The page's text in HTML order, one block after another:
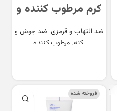
کرم مرطوب کننده و
ضد جوش تی تریکا
سنتلا Skin 1004ضد التهاب و قرمزی, ضد جوش و
اکنه, مرطوب کننده
هر قسط ۸۷۵,۰۰۰تومان
فروخته شده